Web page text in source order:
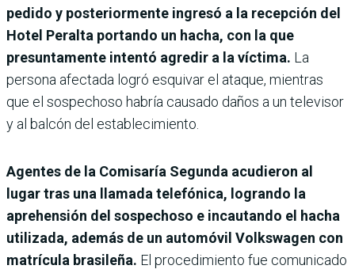
pedido y posteriormente ingresó a la recepción del
Hotel Peralta portando un hacha, con la que
presuntamente intentó agredir a la víctima. La
persona afectada logró esquivar el ataque, mientras
que el sospechoso habría causado daños a un televisor
y al balcón del establecimiento.
Agentes de la Comisaría Segunda acudieron al
lugar tras una llamada telefónica, logrando la
aprehensión del sospechoso e incautando el hacha
utilizada, además de un automóvil Volkswagen con
matrícula brasileña. El procedimiento fue comunicado